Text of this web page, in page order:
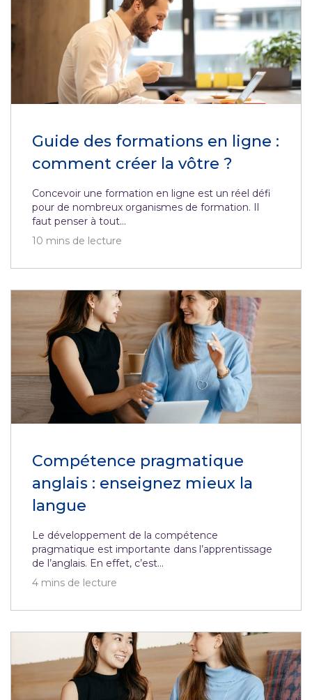
Guide des formations en ligne :
comment créer la vôtre ?
Concevoir une formation en ligne est un réel défi
pour de nombreux organismes de formation. Il
faut penser à tout...
10 mins de lecture
Compétence pragmatique
anglais : enseignez mieux la
langue
Le développement de la compétence
pragmatique est importante dans l’apprentissage
de l’anglais. En effet, c’est...
4 mins de lecture